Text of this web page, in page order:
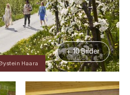
Haara
+ 10 Bilder